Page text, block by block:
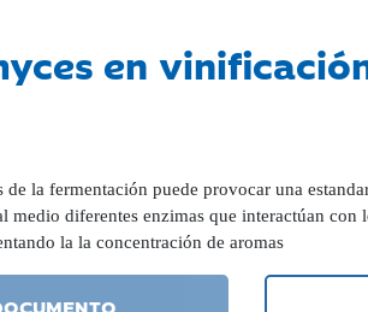
en
de la fermentación puede provocar una
medio diferentes enzimas que interactúan
la la concentración de aromas